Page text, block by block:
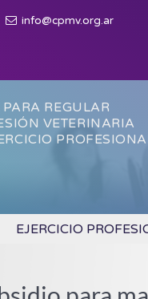
info@cpmv.org.ar
REGULAR
VETERINARIA
EJERCICIO